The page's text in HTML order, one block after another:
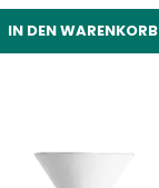
IN DEN WARENKORB